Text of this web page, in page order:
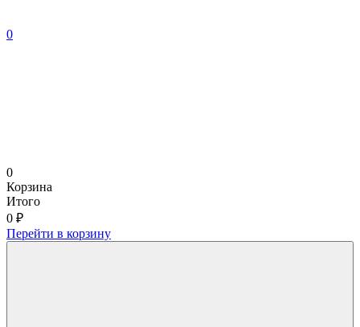
0
0
Корзина
Итого
0 ₽
Перейти в корзину